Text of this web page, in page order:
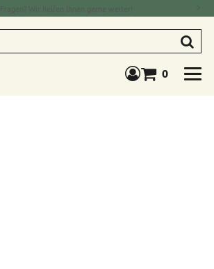
Fragen? Wir helfen Ihnen gerne weiter!
Warenkorb
0